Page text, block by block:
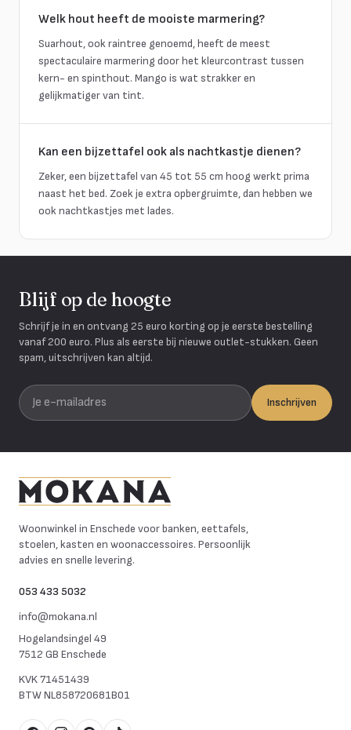
Welk hout heeft de mooiste marmering?
Suarhout, ook raintree genoemd, heeft de meest
spectaculaire marmering door het kleurcontrast tussen
kern- en spinthout. Mango is wat strakker en
gelijkmatiger van tint.
Kan een bijzettafel ook als nachtkastje dienen?
Zeker, een bijzettafel van 45 tot 55 cm hoog werkt prima
naast het bed. Zoek je extra opbergruimte, dan hebben we
ook nachtkastjes met lades.
Blijf op de hoogte
Schrijf je in en ontvang 25 euro korting op je eerste bestelling
vanaf 200 euro. Plus als eerste bij nieuwe outlet-stukken. Geen
spam, uitschrijven kan altijd.
Je e-mailadres
Inschrijven
Woonwinkel in Enschede voor banken, eettafels,
stoelen, kasten en woonaccessoires. Persoonlijk
advies en snelle levering.
053 433 5032
info@mokana.nl
Hogelandsingel 49
7512 GB Enschede
KVK71451439
BTWNL858720681B01